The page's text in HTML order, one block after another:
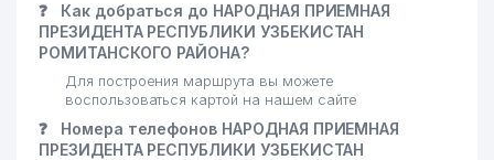
❓
Как добраться до НАРОДНАЯ ПРИЕМНАЯ
ПРЕЗИДЕНТА РЕСПУБЛИКИ УЗБЕКИСТАН
РОМИТАНСКОГО РАЙОНА?
Для построения маршрута вы можете
воспользоваться картой на нашем сайте
❓
Номера телефонов НАРОДНАЯ ПРИЕМНАЯ
ПРЕЗИДЕНТА РЕСПУБЛИКИ УЗБЕКИСТАН